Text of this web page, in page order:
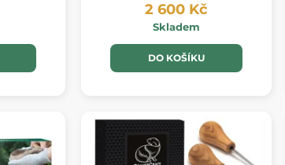
2 600 Kč
Skladem
DO KOŠÍKU